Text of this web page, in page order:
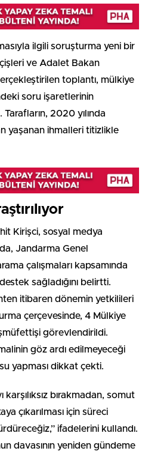
ilgili soruşturma yeni bir
ve Adalet Bakan
gerçekleştirilen toplantı, mülkiye
soru işaretlerinin
2020 yılında
yaşanan ihmalleri titizlikle
Kirişci, sosyal medya
Jandarma Genel
çalışmaları kapsamında
sağladığını belirtti.
itibaren dönemin yetkilileri
çerçevesinde, 4 Mülkiye
görevlendirildi.
göz ardı edilmeyeceği
yapması dikkat çekti.
bırakmadan, somut
çıkarılması için süreci
ifadelerini kullandı.
davasının yeniden gündeme